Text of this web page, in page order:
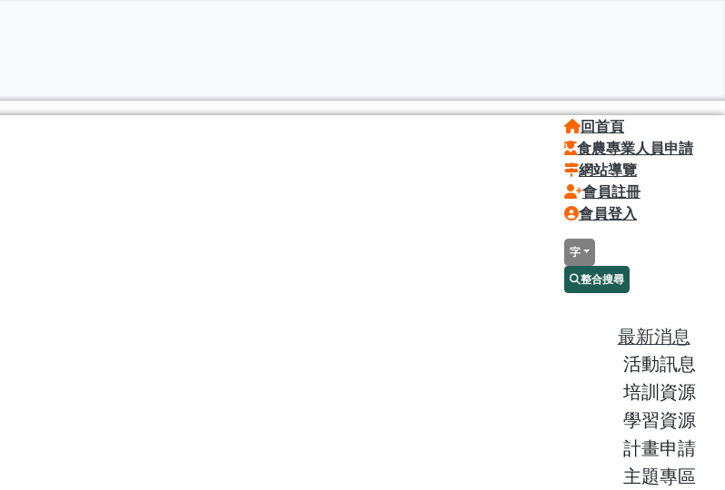
回首頁
食農專業人員申請
網站導覽
會員註冊
會員登入
字
整合搜尋
最新消息
活動訊息
培訓資源
學習資源
計畫申請
主題專區